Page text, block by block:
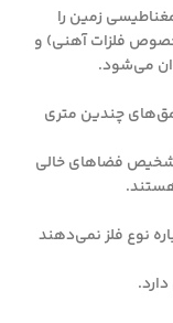
زمین را
فلزات آهنی) و
می‌شود.
چندین متری
تشخیص فضاهای خالی
نوع فلز نمی‌دهند